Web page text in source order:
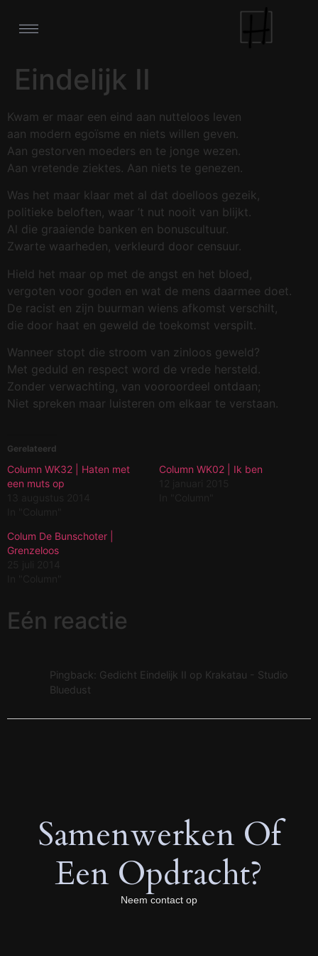
Eindelijk II
Kwam er maar een eind aan nutteloos leven
aan modern egoïsme en niets willen geven.
Aan gestorven moeders en te jonge wezen.
Aan vretende ziektes. Aan niets te genezen.
Was het maar klaar met al dat doelloos gezeik,
politieke beloften, waar ’t nut nooit van blijkt.
Al die graaiende banken en bonuscultuur.
Zwarte waarheden, verkleurd door censuur.
Hield het maar op met de angst en het bloed,
vergoten voor goden en wat de mens daarmee doet.
De racist en zijn buurman wiens afkomst verschilt,
die door haat en geweld de toekomst verspilt.
Wanneer stopt die stroom van zinloos geweld?
Met geduld en respect word de vrede hersteld.
Zonder verwachting, van vooroordeel ontdaan;
Niet spreken maar luisteren om elkaar te verstaan.
Gerelateerd
Column WK32 | Haten met
een muts op
Column WK02 | Ik ben
Colum De Bunschoter |
Grenzeloos
Eén reactie
Pingback: Gedicht Eindelijk II op Krakatau - Studio
Bluedust
Samenwerken Of
Een Opdracht?
Neem contact op